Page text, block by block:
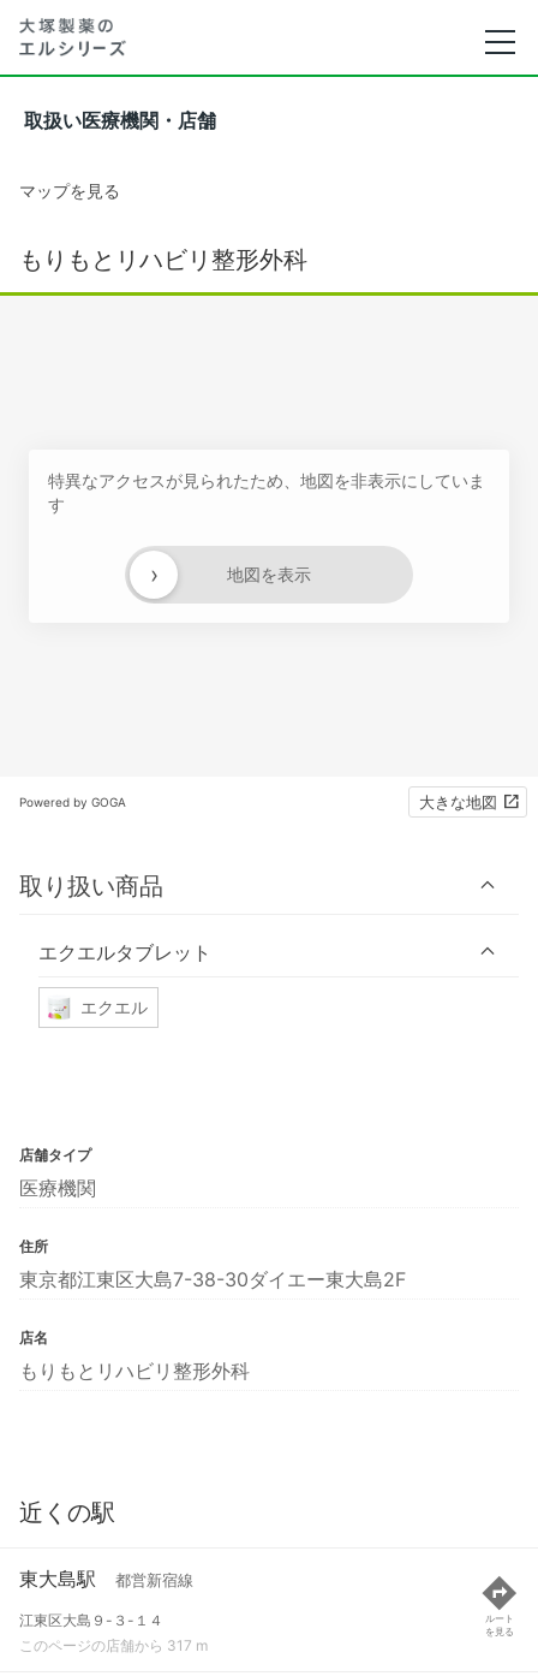
取扱い医療機関・店舗
マップを見る
もりもとリハビリ整形外科
特異なアクセスが見られたため、地図を非表示にしていま
す
地図を表示
›
Powered by GOGA 大きな地図
取り扱い商品
エクエルタブレット
エクエル
店舗タイプ
医療機関
住所
東京都江東区大島7-38-30ダイエー東大島2F
店名
もりもとリハビリ整形外科
近くの駅
東大島駅 都営新宿線
江東区大島９-３-１４
このページの店舗から 317 m
ルート
を見る